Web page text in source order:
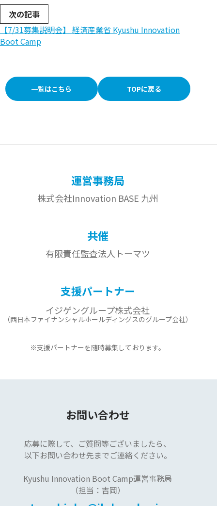
次の記事
【7/31募集説明会】 経済産業省 Kyushu Innovation
Boot Camp
一覧はこちら TOPに戻る
運営事務局
株式会社Innovation BASE 九州
共催
有限責任監査法人 トーマツ
支援パートナー
イジゲングループ株式会社
（西日本ファイナンシャルホールディングスのグループ会社）
※支援パートナーを随時募集しております。
お問い合わせ
応募に際して、 ご質問等ございましたら、
以下お問い合わせ先までご連絡ください。
Kyushu Innovation Boot Camp運営事務局
（担当：吉岡）